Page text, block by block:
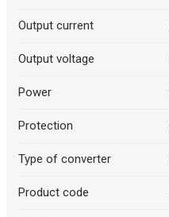
Output current
Output voltage
Power
Protection
Type of converter
Product code